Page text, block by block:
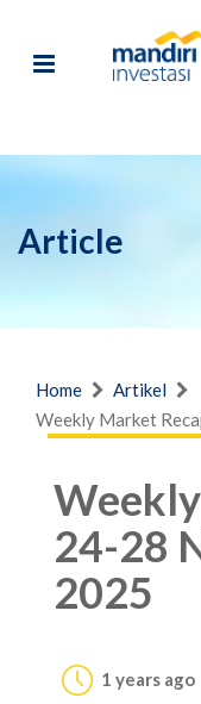
Article
Home
Artikel
Weekly Market
24-28
2025
1 years ago